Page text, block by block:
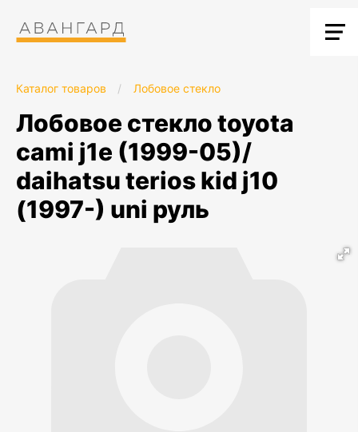
Каталог товаров / Лобовое стекло
лобовое стекло toyota
cami j1e (1999-05)/
daihatsu terios kid j10
(1997-) uni руль